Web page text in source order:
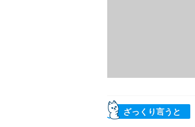
ざっくり言うと